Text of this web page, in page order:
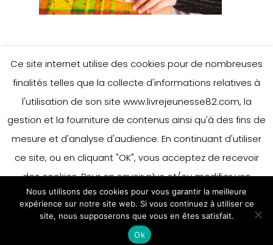
Ce site internet utilise des cookies pour de nombreuses
finalités telles que la collecte d'informations relatives à
l'utilisation de son site www.livrejeunesse82.com, la
gestion et la fourniture de contenus ainsi qu'à des fins de
mesure et d'analyse d'audience. En continuant d'utiliser
ce site, ou en cliquant "OK", vous acceptez de recevoir
des cookies. Pour en savoir plus et/ou modifier vos
préférences en matière de cookies, merci de vous référer
à notre politique sur les cookies.
Accepter
En savoir plus
Nous utilisons des cookies pour vous garantir la meilleure
expérience sur notre site web. Si vous continuez à utiliser ce
site, nous supposerons que vous en êtes satisfait.
Ok